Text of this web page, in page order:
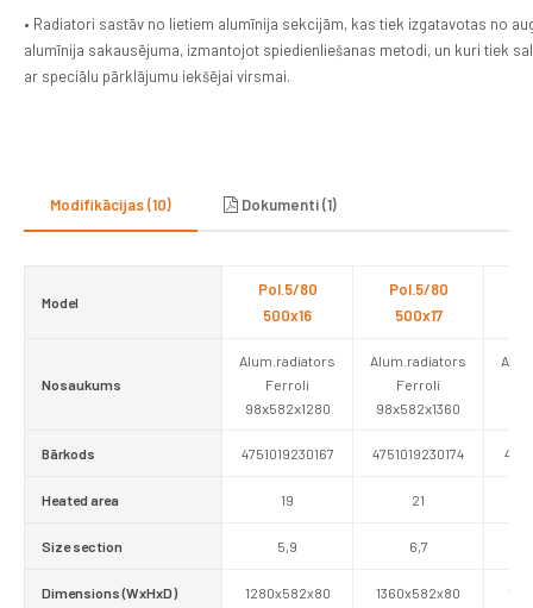
• Radiatori sastāv no lietiem alumīnija sekcijām, kas tiek izgatavotas no
alumīnija sakausējuma, izmantojot spiedienliešanas metodi, un kuri tiek
ar speciālu pārklājumu iekšējai virsmai.
Modifikācijas (10) Dokumenti (1)
Model
Pol.5/80
500x16
Pol.5/80
500x17
Nosaukums
Alum.radiators
Ferroli
98х582х1280
Alum.radiators
Ferroli
98х582х1360
Bārkods 4751019230167 4751019230174
Heated area 19 21
Size section 5,9 6,7
Dimensions (WxHxD) 1280x582x80 1360x582x80